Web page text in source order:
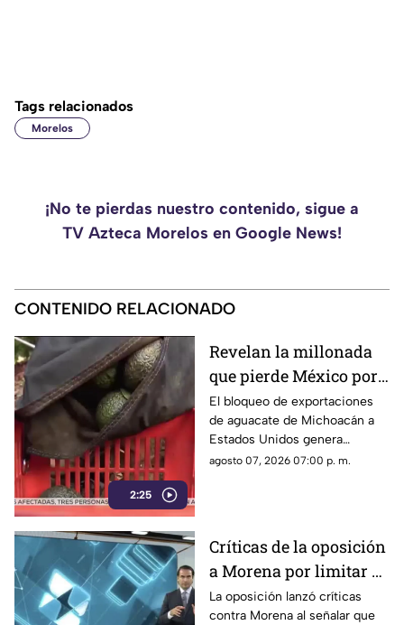
Tags relacionados
Morelos
¡No te pierdas nuestro contenido, sigue a
TV Azteca Morelos en Google News!
CONTENIDO RELACIONADO
2:25
Revelan la millonada
que pierde México por
el bloqueo de Estados
Unidos al aguacate de
Michoacán
El bloqueo de exportaciones
de aguacate de Michoacán a
Estados Unidos genera
pérdidas millonarias.
agosto 07, 2026 07:00 p. m.
Críticas de la oposición
a Morena por limitar el
debate político
La oposición lanzó críticas
contra Morena al señalar que